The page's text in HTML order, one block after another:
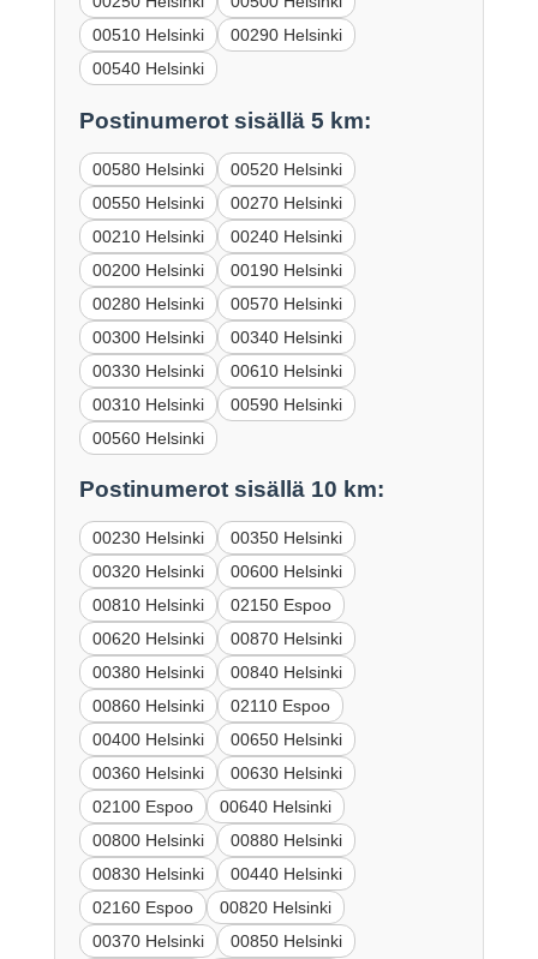
00510 Helsinki
00290 Helsinki
00540 Helsinki
Postinumerot sisällä 5 km:
00580 Helsinki
00520 Helsinki
00550 Helsinki
00270 Helsinki
00210 Helsinki
00240 Helsinki
00200 Helsinki
00190 Helsinki
00280 Helsinki
00570 Helsinki
00300 Helsinki
00340 Helsinki
00330 Helsinki
00610 Helsinki
00310 Helsinki
00590 Helsinki
00560 Helsinki
Postinumerot sisällä 10 km:
00230 Helsinki
00350 Helsinki
00320 Helsinki
00600 Helsinki
00810 Helsinki
02150 Espoo
00620 Helsinki
00870 Helsinki
00380 Helsinki
00840 Helsinki
00860 Helsinki
02110 Espoo
00400 Helsinki
00650 Helsinki
00360 Helsinki
00630 Helsinki
02100 Espoo
00640 Helsinki
00800 Helsinki
00880 Helsinki
00830 Helsinki
00440 Helsinki
02160 Espoo
00820 Helsinki
00370 Helsinki
00850 Helsinki